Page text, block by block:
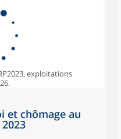
exploitations
et chômage au